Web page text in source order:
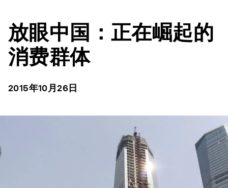
放眼中国：正在崛起的
消费群体
2015年10月26日